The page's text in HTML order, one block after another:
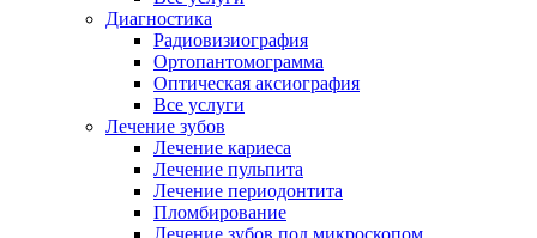
Диагностика
Радиовизиография
Ортопантомограмма
Оптическая аксиография
Все услуги
Лечение зубов
Лечение кариеса
Лечение пульпита
Лечение периодонтита
Пломбирование
Лечение зубов под микроскопом